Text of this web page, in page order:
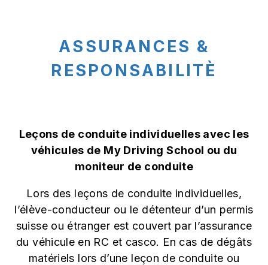
ASSURANCES &
RESPONSABILITÈ
Leçons de conduite individuelles avec les
véhicules de My Driving School ou du
moniteur de conduite
Lors des leçons de conduite individuelles,
l’élève-conducteur ou le détenteur d’un permis
suisse ou étranger est couvert par l’assurance
du véhicule en RC et casco. En cas de dégâts
matériels lors d’une leçon de conduite ou